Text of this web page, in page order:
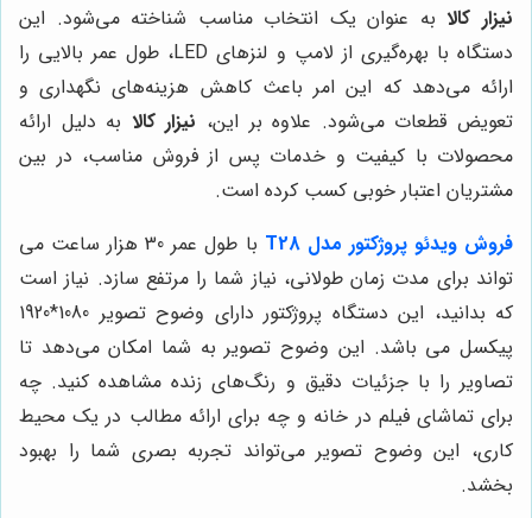
نیزار کالابه عنوان یک انتخاب مناسب شناخته می‌شود. این
دستگاه با بهره‌گیری از لامپ و لنزهای LED، طول عمر بالایی را
ارائه می‌دهد که این امر باعث کاهش هزینه‌های نگهداری و
تعویض قطعات می‌شود. علاوه بر این، نیزار کالا به دلیل ارائه
محصولات با کیفیت و خدمات پس از فروش مناسب، در بین
مشتریان اعتبار خوبی کسب کرده است.
فروش ویدئو پروژکتور مدل T28
با طول عمر 30 هزار ساعت می
تواند برای مدت زمان طولانی، نیاز شما را مرتفع سازد. نیاز است
که بدانید، این دستگاه پروژکتور دارای وضوح تصویر 1080*1920
پیکسل می باشد. این وضوح تصویر به شما امکان می‌دهد تا
تصاویر را با جزئیات دقیق و رنگ‌های زنده مشاهده کنید. چه
برای تماشای فیلم در خانه و چه برای ارائه مطالب در یک محیط
کاری، این وضوح تصویر می‌تواند تجربه بصری شما را بهبود
بخشد.